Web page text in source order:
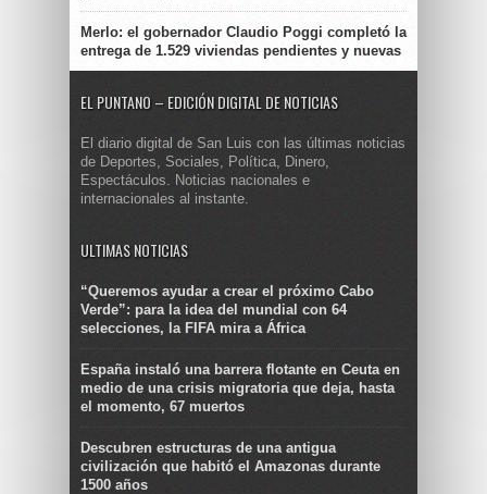
Merlo: el gobernador Claudio Poggi completó la
entrega de 1.529 viviendas pendientes y nuevas
EL PUNTANO – EDICIÓN DIGITAL DE NOTICIAS
El diario digital de San Luis con las últimas noticias
de Deportes, Sociales, Política, Dinero,
Espectáculos. Noticias nacionales e
internacionales al instante.
ULTIMAS NOTICIAS
“Queremos ayudar a crear el próximo Cabo
Verde”: para la idea del mundial con 64
selecciones, la FIFA mira a África
España instaló una barrera flotante en Ceuta en
medio de una crisis migratoria que deja, hasta
el momento, 67 muertos
Descubren estructuras de una antigua
civilización que habitó el Amazonas durante
1500 años